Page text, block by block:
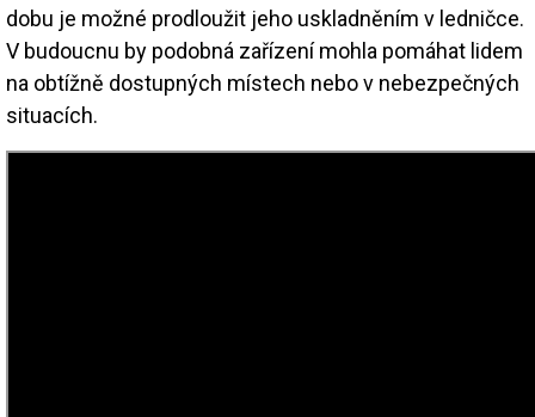
dobu je možné prodloužit jeho uskladněním v ledničce.
V budoucnu by podobná zařízení mohla pomáhat lidem
na obtížně dostupných místech nebo v nebezpečných
situacích.